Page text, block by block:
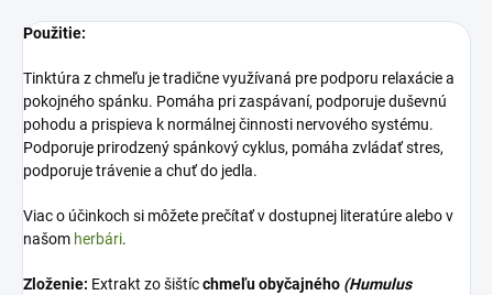
Použitie:
Tinktúra z chmeľu je tradične využívaná pre podporu relaxácie a
pokojného spánku. Pomáha pri zaspávaní, podporuje duševnú
pohodu a prispieva k normálnej činnosti nervového systému.
Podporuje prirodzený spánkový cyklus, pomáha zvládať stres,
podporuje trávenie a chuť do jedla.
Viac o účinkoch si môžete prečítať v dostupnej literatúre alebo v
našom herbári.
Zloženie: Extrakt zo šištícchmeľu obyčajného (Humulus